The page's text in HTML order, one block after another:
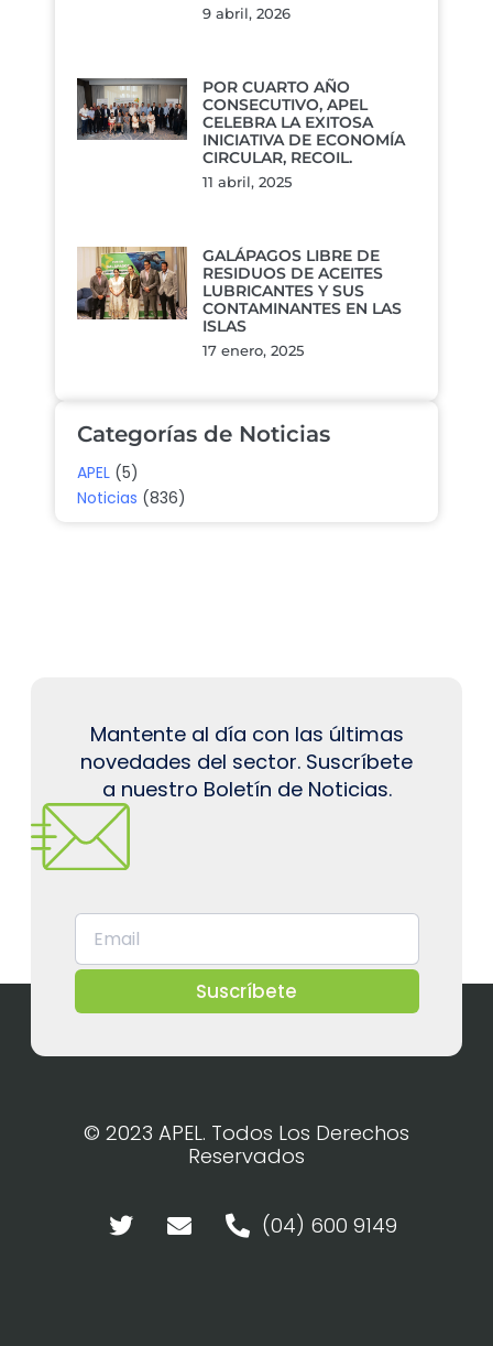
9 abril, 2026
POR CUARTO AÑO
CONSECUTIVO, APEL
CELEBRA LA EXITOSA
INICIATIVA DE ECONOMÍA
CIRCULAR, RECOIL.
11 abril, 2025
GALÁPAGOS LIBRE DE
RESIDUOS DE ACEITES
LUBRICANTES Y SUS
CONTAMINANTES EN LAS
ISLAS
17 enero, 2025
Categorías de Noticias
APEL (5)
Noticias (836)
Mantente al día con las últimas
novedades del sector. Suscríbete
a nuestro Boletín de Noticias.
Suscríbete
© 2023 APEL. Todos Los Derechos
Reservados
(04) 600 9149